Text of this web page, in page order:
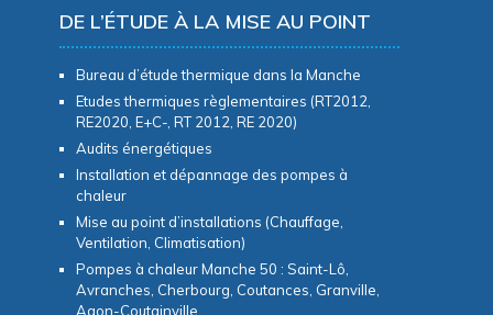
DE L’ÉTUDE À LA MISE AU POINT
Bureau d’étude thermique dans la Manche
Etudes thermiques règlementaires (RT2012,
RE2020, E+C-, RT 2012, RE 2020)
Audits énergétiques
Installation et dépannage des pompes à
chaleur
Mise au point d’installations (Chauffage,
Ventilation, Climatisation)
Pompes à chaleur Manche 50 : Saint-Lô,
Avranches, Cherbourg, Coutances, Granville,
Agon-Coutainville